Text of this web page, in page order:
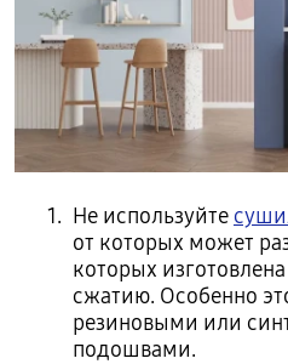
Не используйте
от которых может
которых
сжатию. Особенно
резиновыми или
подошвами.